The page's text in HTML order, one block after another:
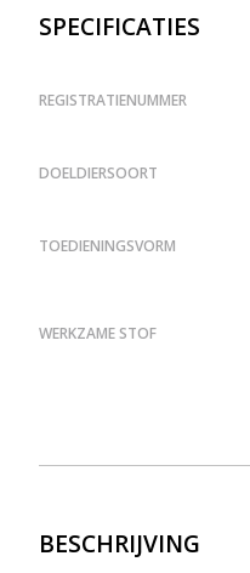
SPECIFICATIES
REGISTRATIENUMMER
DOELDIERSOORT
TOEDIENINGSVORM
WERKZAME STOF
BESCHRIJVING